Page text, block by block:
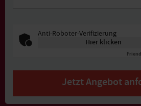
Anti-Roboter-Verifizierung
Hier klicken
Jetzt Angebot